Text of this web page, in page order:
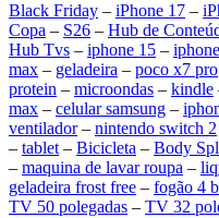
Black Friday – iPhone 17 –
Copa – S26 – Hub de
Hub Tvs – iphone 15 –
max – geladeira – poco x7 pro
protein – microondas – kindle
max – celular samsung –
ventilador– nintendo switch 2
– tablet – Bicicleta – Body
– maquina de lavar roupa –
geladeira frost free – fogão 4
TV 50 polegadas – TV 32